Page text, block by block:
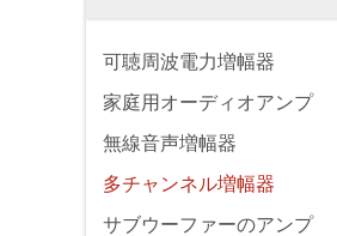
可聴周波電力増幅器
家庭用オーディオアンプ
無線音声増幅器
多チャンネル増幅器
サブウーファーのアンプ